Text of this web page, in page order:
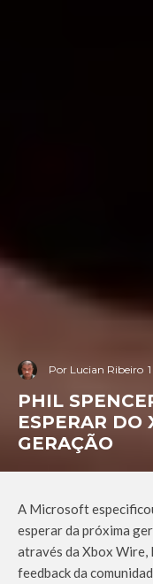
Por Lucian Ribeiro
PHIL
ESPERAR DO
GERAÇÃO
A Microsoft
esperar da próxima
através da Xbox Wire,
feedback da